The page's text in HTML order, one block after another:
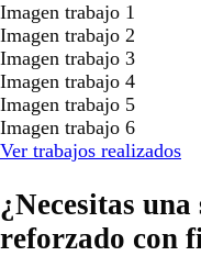
Imagen trabajo 1
Imagen trabajo 2
Imagen trabajo 3
Imagen trabajo 4
Imagen trabajo 5
Imagen trabajo 6
Ver trabajos realizados
¿Necesitas
reforzado con